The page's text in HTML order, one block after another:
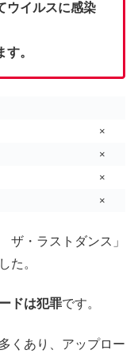
ウイルスに感染
。
×
×
×
×
・ラストダンス」
た。
ドは犯罪です。
くあり、アップロー